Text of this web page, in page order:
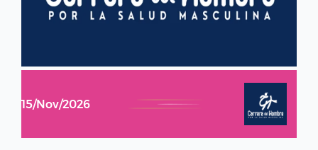
15/Nov/2026